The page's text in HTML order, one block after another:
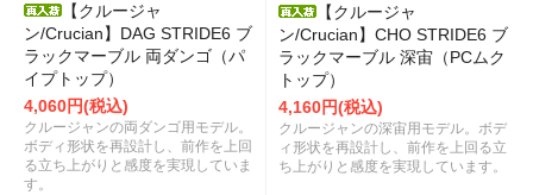
【クルージャ
ン/Crucian】DAG STRIDE6 ブ
ラックマーブル 両ダンゴ（パ
イプトップ）
4,060円(税込)
クルージャンの両ダンゴ用モデル。
ボディ形状を再設計し、前作を上回
る立ち上がりと感度を実現していま
す。
【クルージャ
ン/Crucian】CHO STRIDE6 ブ
ラックマーブル 深宙（PCムク
トップ）
4,160円(税込)
クルージャンの深宙用モデル。ボデ
ィ形状を再設計し、前作を上回る立
ち上がりと感度を実現しています。